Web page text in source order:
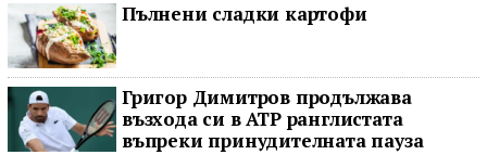
Пълнени сладки картофи
Григор Димитров продължава
възхода си в ATP ранглистата
въпреки принудителната пауза